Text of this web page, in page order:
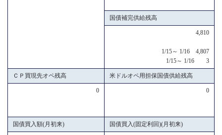
国債補完供給残高
4,810
1/15～ 1/16 4,807
1/15～ 1/16 3
ＣＰ買現先オペ残高 米ドルオペ用担保国債供給残高
0 0
国債買入額(月初来) 国債買入(固定利回)(月初来)